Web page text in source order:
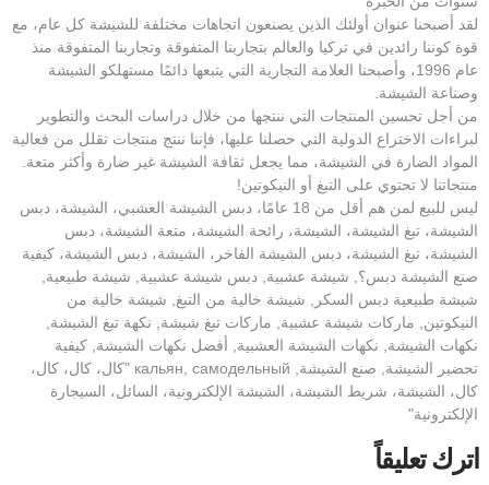
لقد أصبحنا عنوان أولئك الذين يصنعون اتجاهات مختلفة للشيشة كل عام، مع
قوة كوننا رائدين في تركيا والعالم بتجاربنا المتفوقة وتجاربنا المتفوقة منذ
عام 1996، وأصبحنا العلامة التجارية التي يتبعها دائمًا مستهلكو الشيشة
وصناعة الشيشة.
من أجل تحسين المنتجات التي ننتجها من خلال دراسات البحث والتطوير
لبراءات الاختراع الدولية التي حصلنا عليها، فإننا ننتج منتجات تقلل من فعالية
المواد الضارة في الشيشة، مما يجعل ثقافة الشيشة غير ضارة وأكثر متعة.
منتجاتنا لا تحتوي على التبغ أو النيكوتين!
ليس للبيع لمن هم أقل من 18 عامًا، دبس الشيشة العشبي، الشيشة، دبس
الشيشة، تبغ الشيشة، الشيشة، رائحة الشيشة، متعة الشيشة، دبس
الشيشة، تبغ الشيشة، دبس الشيشة الفاخر، الشيشة، دبس الشيشة، كيفية
صنع الشيشة دبس؟, شيشة عشبية, دبس شيشة عشبية, شيشة طبيعية,
شيشة طبيعية دبس السكر, شيشة خالية من التبغ, شيشة خالية من
النيكوتين, ماركات شيشة عشبية, ماركات تبغ شيشة, نكهة تبغ الشيشة,
نكهات الشيشة, نكهات الشيشة العشبية, أفضل نكهات الشيشة, كيفية
تحضير الشيشة, صنع الشيشة, кальян, самодельный "كال، كال، كال،
كال، الشيشة، شريط الشيشة، الشيشة الإلكترونية، السائل، السيجارة
الإلكترونية"
اترك تعليقاً